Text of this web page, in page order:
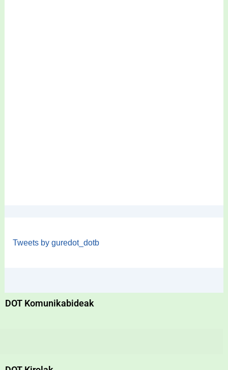
Tweets by guredot_dotb
DOT Komunikabideak